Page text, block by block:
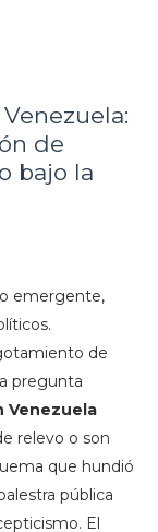
de
bajo la
emergente,
de
pregunta
Venezuela
relevo o son
que hundió
pública
El